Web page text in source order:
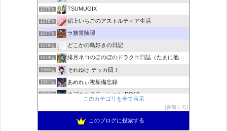
1075位 TSUMUGIX
1076位 稲上いちごのアストルティア生活
1077位 ラ族冒険譚
1078位 どこかの鳥好きの日記
1079位 緋月ネコのほのぼのドラクエ日誌（たまに他のことも書いてます)
1080位 それゆけ テッカ団！
1081位 あめれぃ複垢備忘録
1082位 ネプルルステーション DQ10
アリアドネからのお便り『Aria de nouvelles』
ぽんこつゲーマーのひみつきち
このカテゴリを全て表示
参加する
このブログに投票する